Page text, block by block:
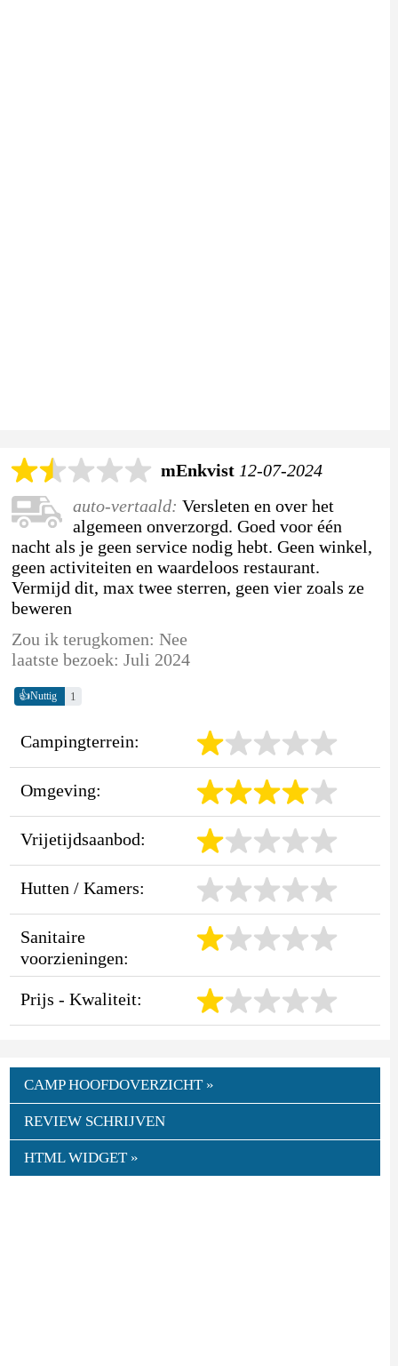
mEnkvist 12-07-2024
auto-vertaald: Versleten en over het
algemeen onverzorgd. Goed voor één
nacht als je geen service nodig hebt. Geen winkel,
geen activiteiten en waardeloos restaurant.
Vermijd dit, max twee sterren, geen vier zoals ze
beweren
Zou ik terugkomen: Nee
laatste bezoek: Juli 2024
👍Nuttig 1
Campingterrein:
Omgeving:
Vrijetijdsaanbod:
Hutten / Kamers:
Sanitaire
voorzieningen:
Prijs - Kwaliteit:
CAMP HOOFDOVERZICHT »
REVIEW SCHRIJVEN
HTML WIDGET »